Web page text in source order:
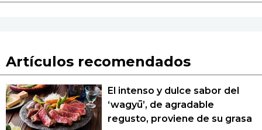
Artículos recomendados
El intenso y dulce sabor del
‘wagyū’, de agradable
regusto, proviene de su grasa